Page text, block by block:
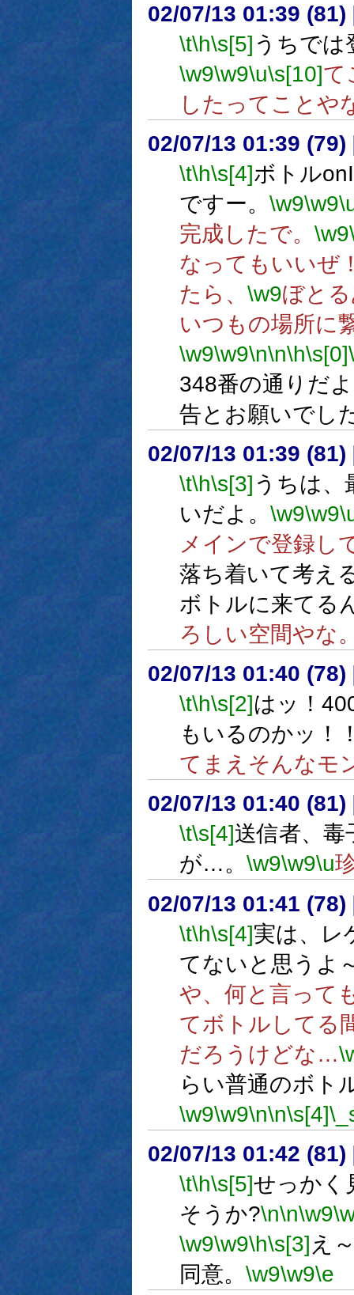
02/07/13 01:39 (81)
\t\h\s[5] うちでは
\w9\w9\u\s[10]て
したってことや
02/07/13 01:39 (79)
\t\h\s[4]ボトル
ですー。 \w9\w9
完成したで。 \w9
なってもいいぜ
たら、 \w9ぼと
いつもの場所に
\w9\w9\n\n\h\s[0]
348番の通りだ
告とお願いでし
02/07/13 01:39 (81)
\t\h\s[3] うちは、
いだよ。 \w9\w9
メインで登録し
落ち着いて考え
ボトルに来てる
ろしい空間やな
02/07/13 01:40 (78)
\t\h\s[2]はッ！
もいるのかッ！
てまえそんなモ
02/07/13 01:40 (81)
\t\s[4]送信者、
が…。 \w9\w9\u
02/07/13 01:41 (78)
\t\h\s[4]実は、レ
てないと思うよ
や、何と言って
てボトルしてる
だろうけどな…
らい普通のボト
\w9\w9\n\n\s[4]
02/07/13 01:42 (81)
\t\h\s[5]せっかく
そうか?\n\n\w9
\w9\w9\h\s[3] え
同意。 \w9\w9\e